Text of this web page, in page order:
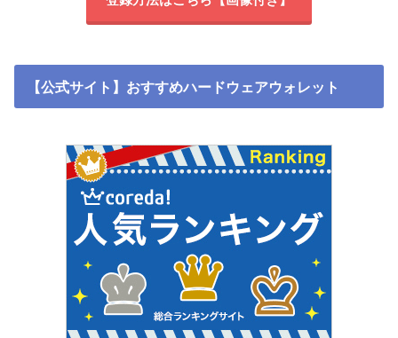
【公式サイト】おすすめハードウェアウォレット